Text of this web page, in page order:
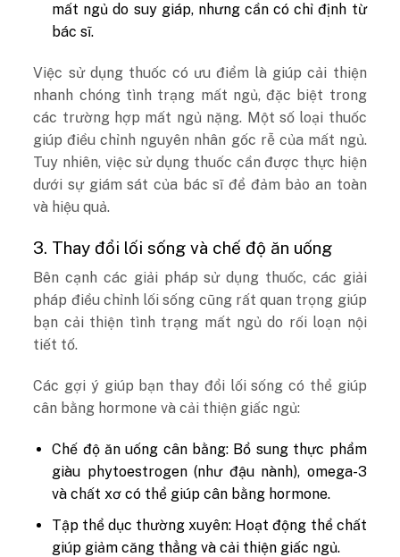
mất ngủ do suy giáp, nhưng cần có chỉ định từ
bác sĩ.
Việc sử dụng thuốc có ưu điểm là giúp cải thiện
nhanh chóng tình trạng mất ngủ, đặc biệt trong
các trường hợp mất ngủ nặng. Một số loại thuốc
giúp điều chỉnh nguyên nhân gốc rễ của mất ngủ.
Tuy nhiên, việc sử dụng thuốc cần được thực hiện
dưới sự giám sát của bác sĩ để đảm bảo an toàn
và hiệu quả.
3. Thay đổi lối sống và chế độ ăn uống
Bên cạnh các giải pháp sử dụng thuốc, các giải
pháp điều chỉnh lối sống cũng rất quan trọng giúp
bạn cải thiện tình trạng mất ngủ do rối loạn nội
tiết tố.
Các gợi ý giúp bạn thay đổi lối sống có thể giúp
cân bằng hormone và cải thiện giấc ngủ:
Chế độ ăn uống cân bằng: Bổ sung thực phẩm
giàu phytoestrogen (như đậu nành), omega-3
và chất xơ có thể giúp cân bằng hormone.
Tập thể dục thường xuyên: Hoạt động thể chất
giúp giảm căng thẳng và cải thiện giấc ngủ.